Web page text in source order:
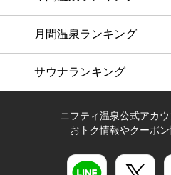
月間温泉ランキング
サウナランキング
ニフティ温泉公式アカ
おトク情報やクーポ